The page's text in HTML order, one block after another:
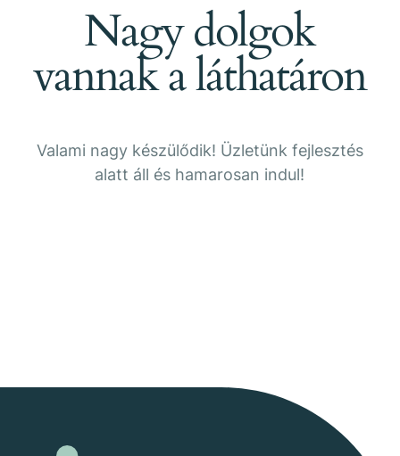
Nagy dolgok
vannak a láthatáron
Valami nagy készülődik! Üzletünk fejlesztés
alatt áll és hamarosan indul!